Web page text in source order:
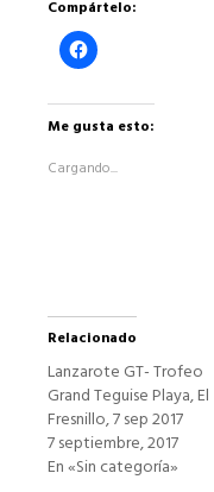
Compártelo:
Haz
clic
en
Facebook
en
Me gusta esto:
Cargando...
Relacionado
Lanzarote GT- Trofeo
Grand Teguise Playa, El
Fresnillo, 7 sep 2017
7 septiembre, 2017
En «Sin categoría»